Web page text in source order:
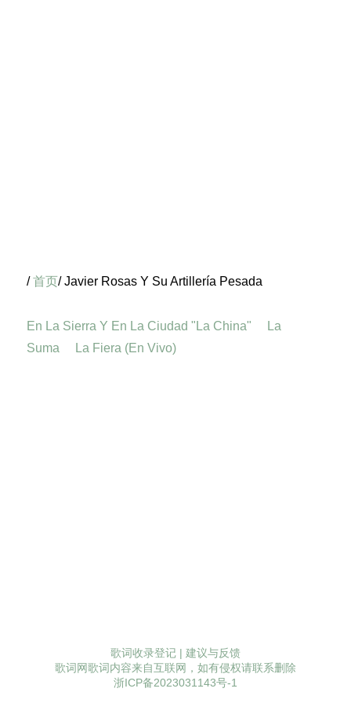
/首页/ Javier Rosas Y Su Artillería Pesada
En La Sierra Y En La Ciudad "La China"
La
Suma
La Fiera (En Vivo)
歌词收录登记 | 建议与反馈
歌词网歌词内容来自互联网，如有侵权请联系删除
浙ICP备2023031143号-1